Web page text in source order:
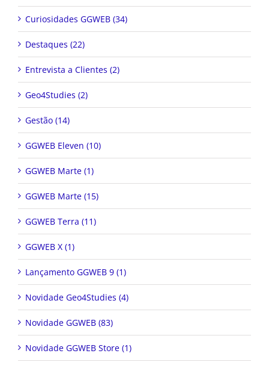
Curiosidades GGWEB (34)
Destaques (22)
Entrevista a Clientes (2)
Geo4Studies (2)
Gestão (14)
GGWEB Eleven (10)
GGWEB Marte (1)
GGWEB Marte (15)
GGWEB Terra (11)
GGWEB X (1)
Lançamento GGWEB 9 (1)
Novidade Geo4Studies (4)
Novidade GGWEB (83)
Novidade GGWEB Store (1)